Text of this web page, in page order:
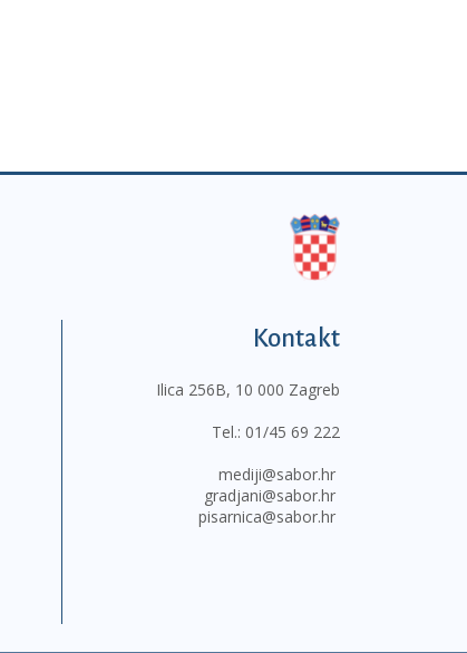
Kontakt
Ilica 256B, 10 000 Zagreb
Tel.: 01/45 69 222
mediji@sabor.hr
gradjani@sabor.hr
pisarnica@sabor.hr